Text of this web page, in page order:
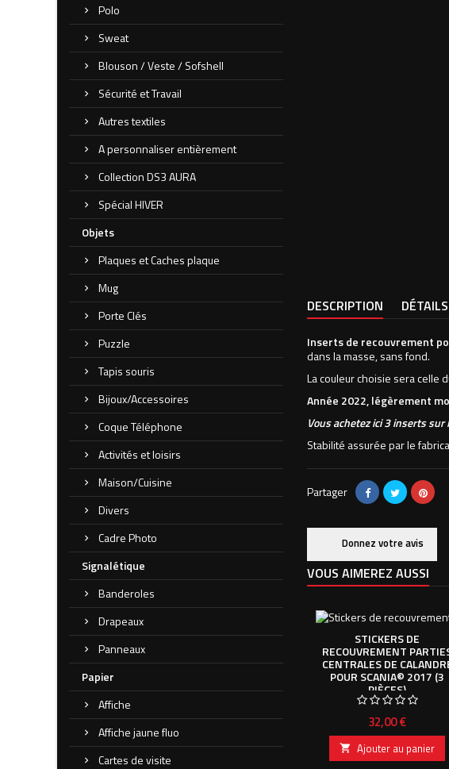
Polo
Sweat
Blouson / Veste / Sofshell
Sécurité et Travail
Autres textiles
A personnaliser entièrement
Collection DS3 AURA
Spécial HIVER
Objets
Plaques et Caches plaque
Mug
Porte Clés
Puzzle
Tapis souris
Bijoux/Accessoires
Coque Téléphone
Activités et loisirs
Maison/Cuisine
Divers
Cadre Photo
Signalétique
Banderoles
Drapeaux
Panneaux
Papier
Affiche
Affiche jaune fluo
Cartes de visite
DESCRIPTION
Inserts de recouvrement
dans la masse, sans fond.
La couleur choisie sera celle
Année 2022, légèrement
Vous achetez ici 3 inserts
Stabilité assurée par le
Partager
Donnez votre avis
VOUS AIMEREZ AUSSI
STICKERS DE
RECOUVREMENT
CENTRALES DE
POUR SCANIA© 2017 (3
PIÈCES)
Prix
32,00 €
 Ajouter au panier